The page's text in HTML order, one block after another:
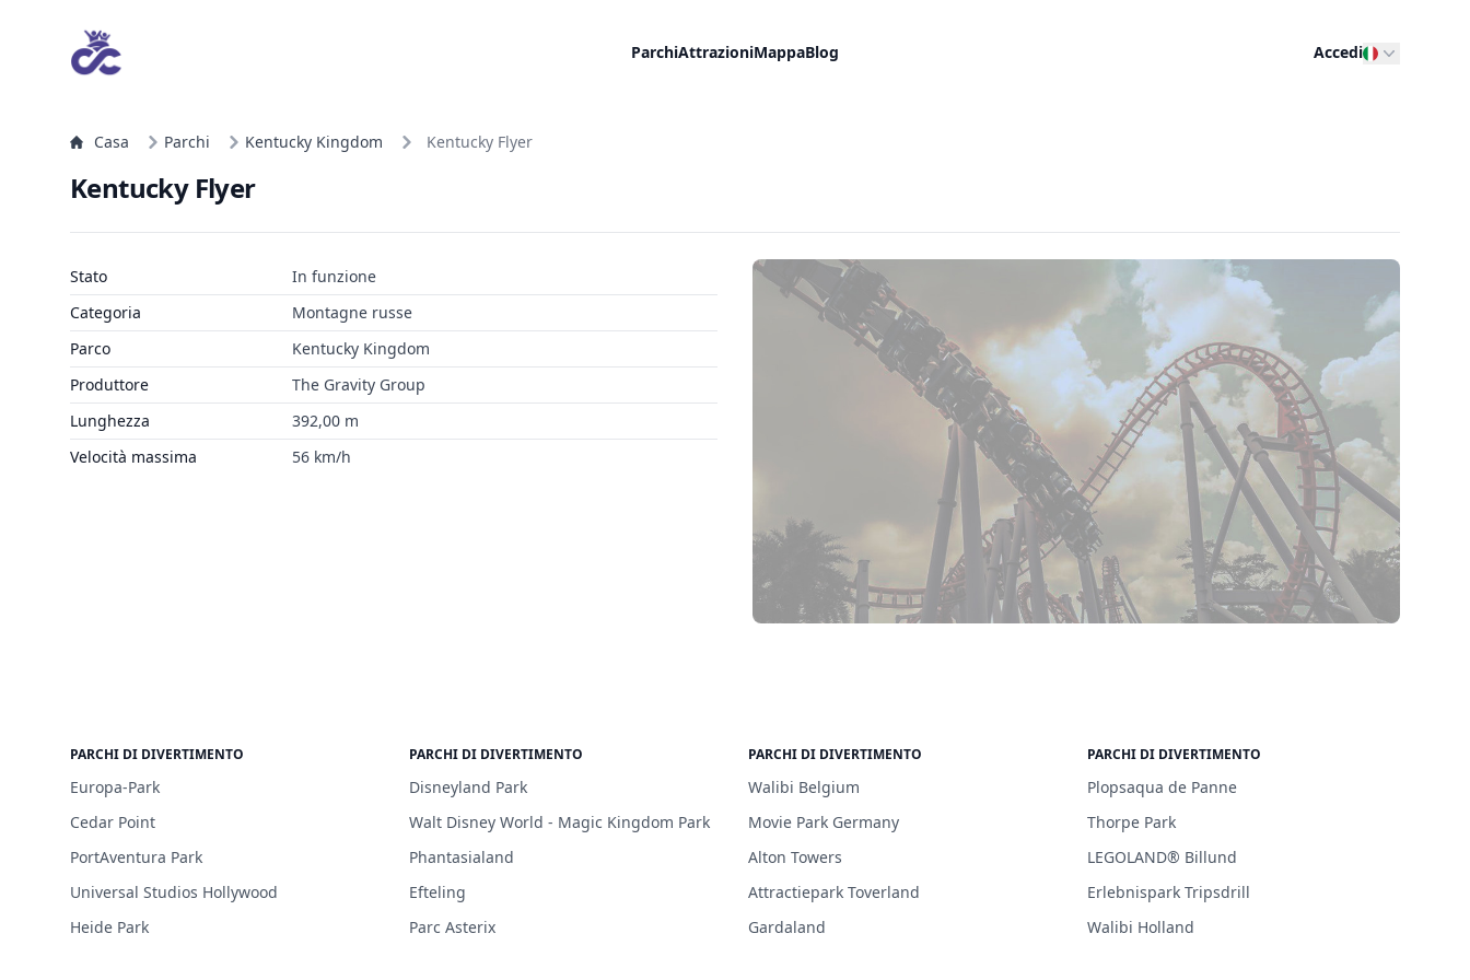
ParchiAttrazioniMappaBlog Accedi
Casa Parchi Kentucky Kingdom Kentucky Flyer
Kentucky Flyer
Stato
In funzione
Categoria
Montagne russe
Parco
Kentucky Kingdom
Produttore
The Gravity Group
Lunghezza
392,00 m
Velocità massima
56 km/h
PARCHI DI DIVERTIMENTO
Europa-Park
Cedar Point
PortAventura Park
Universal Studios Hollywood
Heide Park
PARCHI DI DIVERTIMENTO
Disneyland Park
Walt Disney World - Magic Kingdom Park
Phantasialand
Efteling
Parc Asterix
PARCHI DI DIVERTIMENTO
Walibi Belgium
Movie Park Germany
Alton Towers
Attractiepark Toverland
Gardaland
PARCHI DI DIVERTIMENTO
Plopsaqua de Panne
Thorpe Park
LEGOLAND® Billund
Erlebnispark Tripsdrill
Walibi Holland